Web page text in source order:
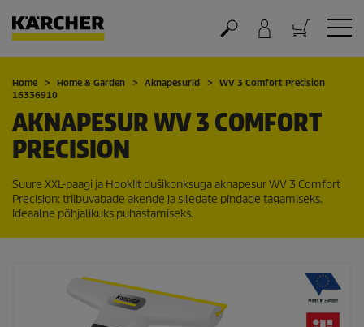
Ostukorv
Home Home & Garden Aknapesurid
WV 3 Comfort Precision
16336910
AKNAPESUR WV 3 COMFORT
PRECISION
Suure XXL-paagi ja Hook!It dušikonksuga aknapesur WV 3 Comfort
Precision: triibuvabade akende ja siledate pindade tagamiseks.
Ideaalne põhjalikuks puhastamiseks.